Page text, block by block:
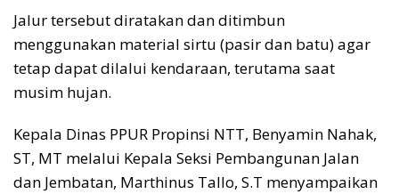
Jalur tersebut diratakan dan ditimbun
menggunakan material sirtu (pasir dan batu) agar
tetap dapat dilalui kendaraan, terutama saat
musim hujan.
Kepala Dinas PPUR Propinsi NTT, Benyamin Nahak,
ST, MT melalui Kepala Seksi Pembangunan Jalan
dan Jembatan, Marthinus Tallo, S.T menyampaikan